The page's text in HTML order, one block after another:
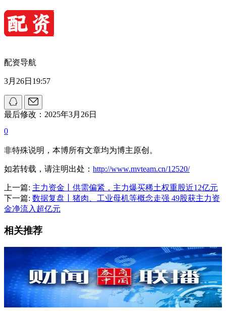
配资导航
3月26日19:57
最后修改：2025年3月26日
0
非特殊说明，本博所有文章均为博主原创。
如若转载，请注明出处： http://www.mvteam.cn/12520/
上一篇: 主力资金丨供需偏紧，主力爆买稀土权重股近12亿元
下一篇: 数据复盘丨猪肉、工业母机等概念走强 49股获主力资
金净流入超亿元
相关推荐